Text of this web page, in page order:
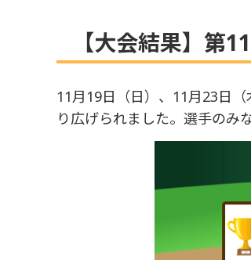
【大会結果】第
11月19日（日）、11月23日
り広げられました。選手のみ